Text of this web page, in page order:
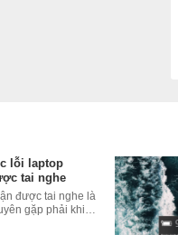
nhiều hơn, theo dõi
lỗi laptop
tai nghe
được tai nghe là
gặp phải khi